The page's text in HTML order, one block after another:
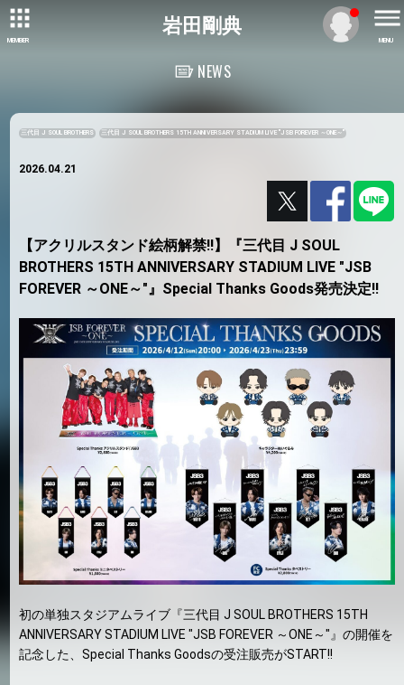
MEMBER MENU
岩田剛典
NEWS
三代目 J SOUL BROTHERS 三代目 J SOUL BROTHERS 15TH ANNIVERSARY STADIUM LIVE "JSB FOREVER ～ONE～"
2026.04.21
【アクリルスタンド絵柄解禁!!】『三代目 J SOUL
BROTHERS 15TH ANNIVERSARY STADIUM LIVE "JSB
FOREVER ～ONE～"』Special Thanks Goods発売決定!!
初の単独スタジアムライブ『三代目 J SOUL BROTHERS 15TH
ANNIVERSARY STADIUM LIVE "JSB FOREVER ～ONE～"』の開催を
記念した、Special Thanks Goodsの受注販売がSTART!!